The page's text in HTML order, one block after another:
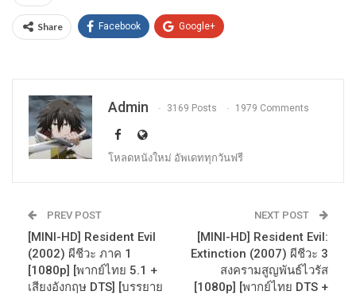
Share Facebook Google+
Admin 3169 Posts 1979 Comments
โหลดหนังใหม่ อัพเดททุกวันฟรี
PREV POST
[MINI-HD] Resident Evil
(2002) ผีชีวะ ภาค 1
[1080p] [พากย์ไทย 5.1 +
เสียงอังกฤษ DTS] [บรรยาย
NEXT POST
[MINI-HD] Resident Evil:
Extinction (2007) ผีชีวะ 3
สงครามสูญพันธ์ไวรัส
[1080p] [พากย์ไทย DTS +